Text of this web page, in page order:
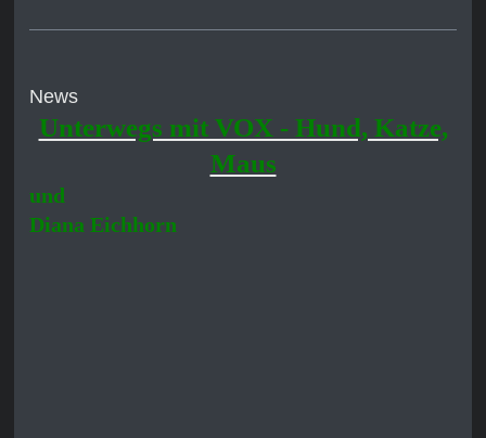
News
Unterwegs mit VOX - Hund, Katze,
Maus
und
Diana Eichhorn